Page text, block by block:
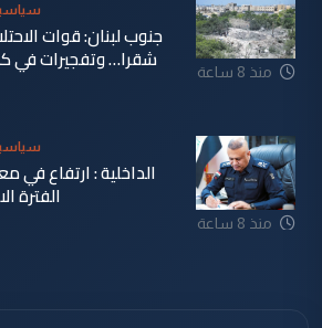
منذ 8 ساعة
جنوب لبنان: قوات
شقرا… وتفجيرات في
منذ 8 ساعة
الداخلية : ارتفاع في
الفترة